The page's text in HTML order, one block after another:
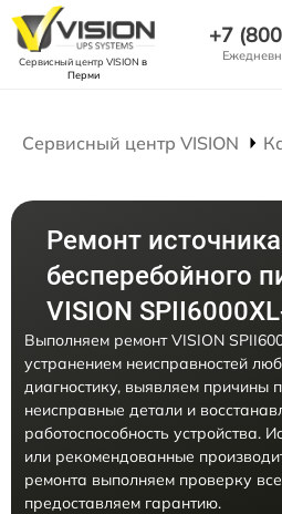
Сервисный центр VISION в
Перми
+7
Сервисный центр VISION
Ремонт источника
бесперебойного
VISION
Выполняем ремонт VISION
устранением неисправностей
диагностику, выявляем причины
неисправные детали и
работоспособность устройства.
или рекомендованные
ремонта выполняем проверку
предоставляем гарантию.